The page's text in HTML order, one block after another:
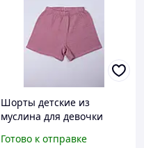
Шорты детские из
муслина для девочки
Готово к отправке